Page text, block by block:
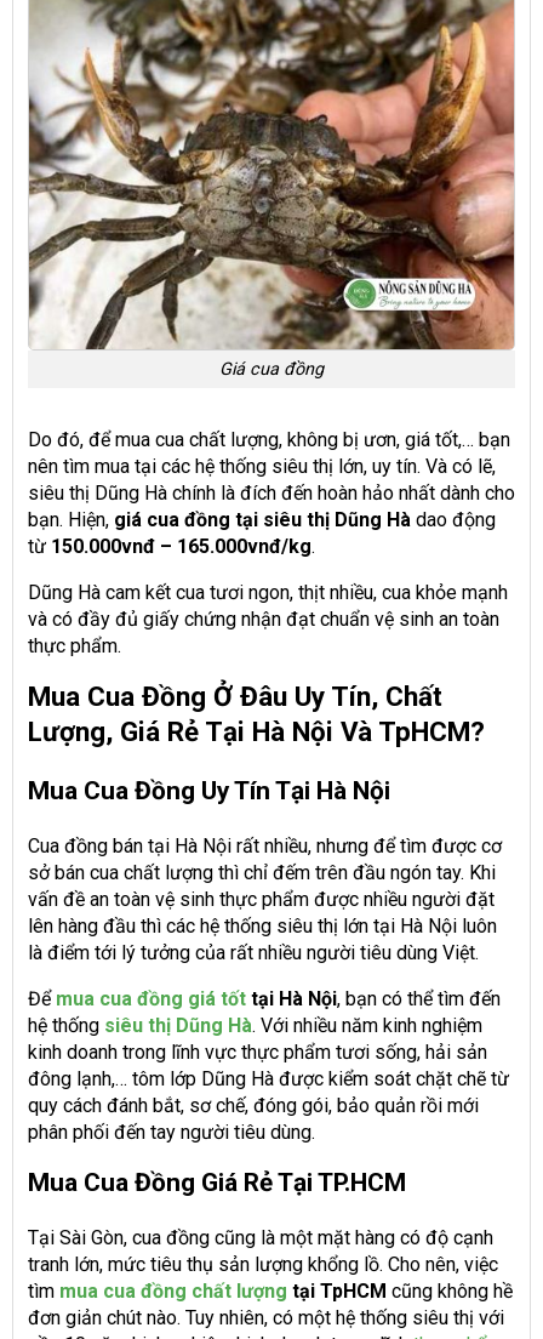
Giá cua đồng
Do đó, để mua cua chất lượng, không bị ươn, giá tốt,… bạn
nên tìm mua tại các hệ thống siêu thị lớn, uy tín. Và có lẽ,
siêu thị Dũng Hà chính là đích đến hoàn hảo nhất dành cho
bạn. Hiện, giá cua đồng tại siêu thị Dũng Hà dao động
từ 150.000vnđ – 165.000vnđ/kg.
Dũng Hà cam kết cua tươi ngon, thịt nhiều, cua khỏe mạnh
và có đầy đủ giấy chứng nhận đạt chuẩn vệ sinh an toàn
thực phẩm.
Mua Cua Đồng Ở Đâu Uy Tín, Chất
Lượng, Giá Rẻ Tại Hà Nội Và TpHCM?
Mua Cua Đồng Uy Tín Tại Hà Nội
Cua đồng bán tại Hà Nội rất nhiều, nhưng để tìm được cơ
sở bán cua chất lượng thì chỉ đếm trên đầu ngón tay. Khi
vấn đề an toàn vệ sinh thực phẩm được nhiều người đặt
lên hàng đầu thì các hệ thống siêu thị lớn tại Hà Nội luôn
là điểm tới lý tưởng của rất nhiều người tiêu dùng Việt.
Để mua cua đồng giá tốt tại Hà Nội, bạn có thể tìm đến
hệ thống siêu thị Dũng Hà. Với nhiều năm kinh nghiệm
kinh doanh trong lĩnh vực thực phẩm tươi sống, hải sản
đông lạnh,… tôm lớp Dũng Hà được kiểm soát chặt chẽ từ
quy cách đánh bắt, sơ chế, đóng gói, bảo quản rồi mới
phân phối đến tay người tiêu dùng.
Mua Cua Đồng Giá Rẻ Tại TP.HCM
Tại Sài Gòn, cua đồng cũng là một mặt hàng có độ cạnh
tranh lớn, mức tiêu thụ sản lượng khổng lồ. Cho nên, việc
tìm mua cua đồng chất lượng tại TpHCM cũng không hề
đơn giản chút nào. Tuy nhiên, có một hệ thống siêu thị với